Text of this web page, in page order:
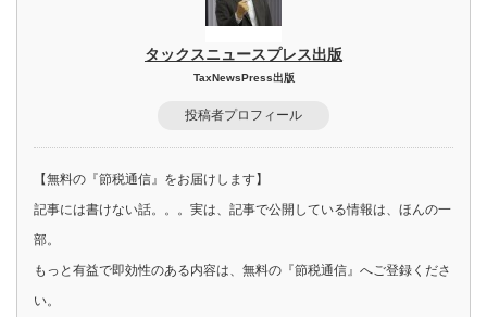
タックスニュースプレス出版
TaxNewsPress出版
投稿者プロフィール
【無料の『節税通信』をお届けします】
記事には書けない話。。。実は、記事で公開している情報は、ほんの一
部。
もっと有益で即効性のある内容は、無料の『節税通信』へご登録くださ
い。